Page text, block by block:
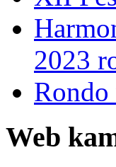
2023
Web